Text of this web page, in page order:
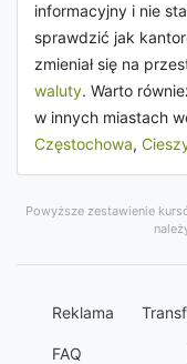
informacyjny i nie
sprawdzić jak
zmieniał się na
waluty. Warto
w innych miastach
Częstochowa,
Powyższe zestawienie
Reklama
FAQ